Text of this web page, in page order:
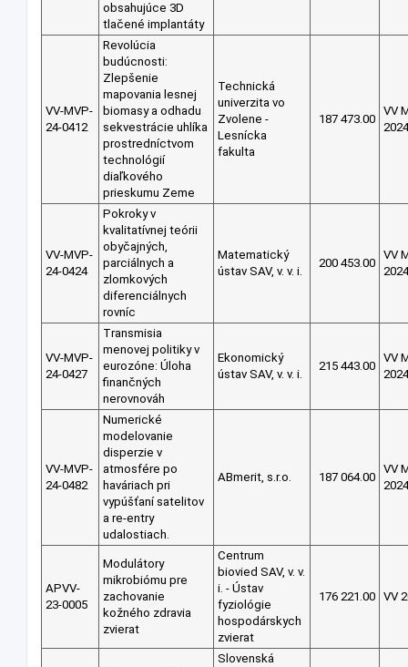
obsahujúce 3D
tlačené implantáty
VV-MVP-
24-0412
Revolúcia
budúcnosti:
Zlepšenie
mapovania lesnej
biomasy a odhadu
sekvestrácie uhlíka
prostredníctvom
technológií
diaľkového
prieskumu Zeme
Technická
univerzita vo
Zvolene -
Lesnícka
fakulta
187 473.00
VV
2024
VV-MVP-
24-0424
Pokroky v
kvalitatívnej teórii
obyčajných,
parciálnych a
zlomkových
diferenciálnych
rovníc
Matematický
ústav SAV, v. v. i.
200 453.00
VV
2024
VV-MVP-
24-0427
Transmisia
menovej politiky v
eurozóne: Úloha
finančných
nerovnováh
Ekonomický
ústav SAV, v. v. i.
215 443.00
VV
2024
VV-MVP-
24-0482
Numerické
modelovanie
disperzie v
atmosfére po
haváriach pri
vypúšťaní satelitov
a re-entry
udalostiach.
ABmerit, s.r.o. 187 064.00
VV
2024
APVV-
23-0005
Modulátory
mikrobiómu pre
zachovanie
kožného zdravia
zvierat
Centrum
biovied SAV, v. v.
i. - Ústav
fyziológie
hospodárskych
zvierat
176 221.00 VV
Slovenská